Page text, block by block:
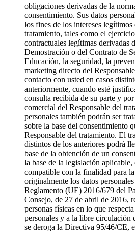
obligaciones derivadas de la
consentimiento. Sus datos
los fines de los intereses legítimos
tratamiento, tales como el
contractuales legítimas derivadas
Demostración o del Contrato de
Educación, la seguridad, la
marketing directo del
contacto con usted en casos
anteriormente, cuando esté
consulta recibida de su parte y
comercial del Responsable del
personales también podrán ser
sobre la base del consentimiento
Responsable del tratamiento. El
distintos de los anteriores podrá
base de la obtención de un
la base de la legislación
compatible con la finalidad para
originalmente los datos
Reglamento (UE) 2016/679 del
Consejo, de 27 de abril de 2016,
personas físicas en lo que
personales y a la libre circulación
se deroga la Directiva 95/46/CE,